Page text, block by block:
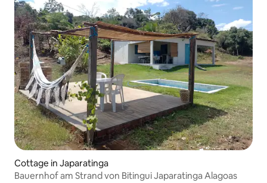
Cottage in Japaratinga
Bauernhof am Strand von Bitingui Japaratinga Alagoas